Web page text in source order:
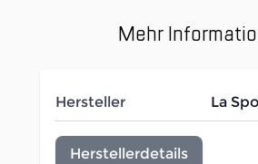
Mehr
Hersteller La
Herstellerdetails